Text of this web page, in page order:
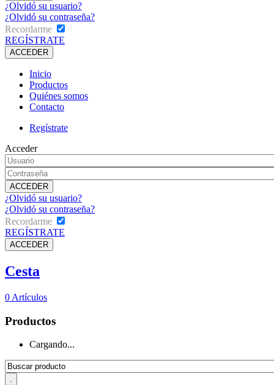
¿Olvidó su usuario?
¿Olvidó su contraseña?
Recordarme
REGÍSTRATE
Inicio
Productos
Quiénes somos
Contacto
Regístrate
Acceder
¿Olvidó su usuario?
¿Olvidó su contraseña?
Recordarme
REGÍSTRATE
Cesta
0 Artículos
Productos
Cargando...